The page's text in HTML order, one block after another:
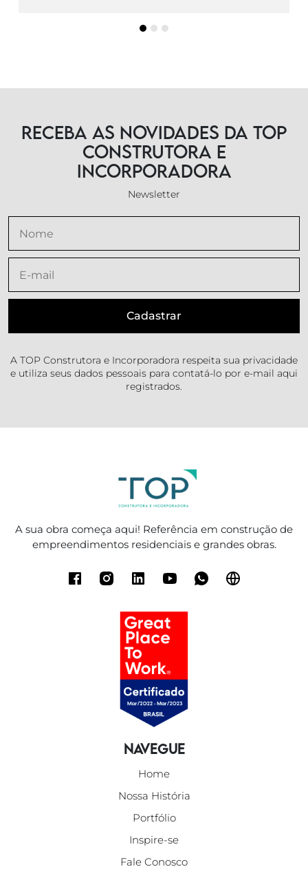
Receba as novidades da TOP
Construtora e
Incorporadora
Newsletter
A TOP Construtora e Incorporadora respeita sua privacidade
e utiliza seus dados pessoais para contatá-lo por e-mail aqui
registrados.
A sua obra começa aqui! Referência em construção de
empreendimentos residenciais e grandes obras.
Navegue
Home
Nossa História
Portfólio
Inspire-se
Fale Conosco